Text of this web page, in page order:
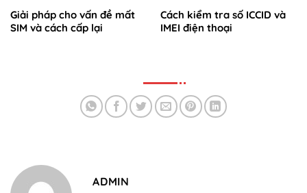
Giải pháp cho vấn đề mất
SIM và cách cấp lại
Cách kiểm tra số ICCID và
IMEI điện thoại
ADMIN